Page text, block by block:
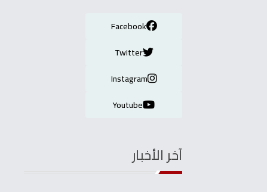
Facebook
Twitter
Instagram
Youtube
آخر الأخبار